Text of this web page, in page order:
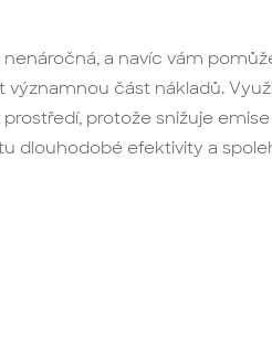
a navíc vám
část nákladů.
protože snižuje
dlouhodobé efektivity a